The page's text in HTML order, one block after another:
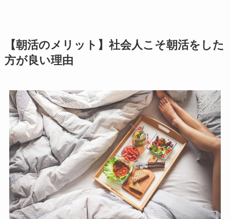
【朝活のメリット】社会人こそ朝活をした
方が良い理由